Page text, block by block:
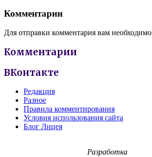
Комментарии
Для отправки комментария вам необходимо
Комментарии
ВКонтакте
Редакция
Разное
Правила комментирования
Условия использования сайта
Блог Лицея
Разработка